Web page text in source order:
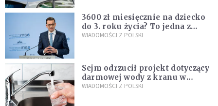
3600 zł miesięcznie na dziecko
do 3. roku życia? To jedna z
propozycji programu "Rozwój
WIADOMOŚCI Z POLSKI
Sejm odrzucił projekt dotyczący
darmowej wody z kranu w
restauracjach
WIADOMOŚCI Z POLSKI